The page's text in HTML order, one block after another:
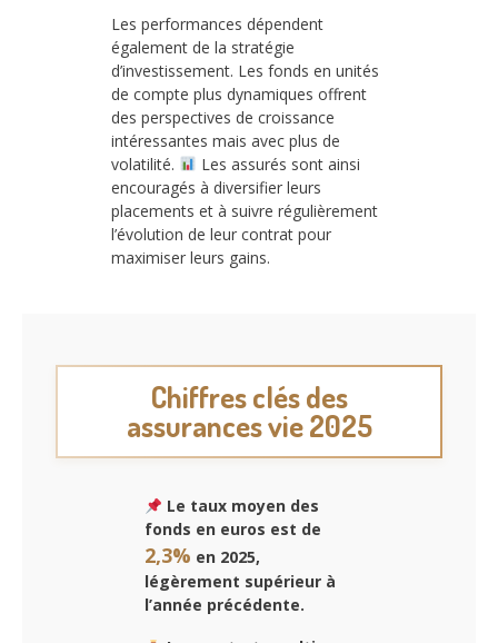
Les performances dépendent
également de la stratégie
d’investissement. Les fonds en unités
de compte plus dynamiques offrent
des perspectives de croissance
intéressantes mais avec plus de
volatilité.
Les assurés sont ainsi
encouragés à diversifier leurs
placements et à suivre régulièrement
l’évolution de leur contrat pour
maximiser leurs gains.
Chiffres clés des
assurances vie 2025
Le taux moyen des
fonds en euros est de
2,3% en 2025,
légèrement supérieur à
l’année précédente.